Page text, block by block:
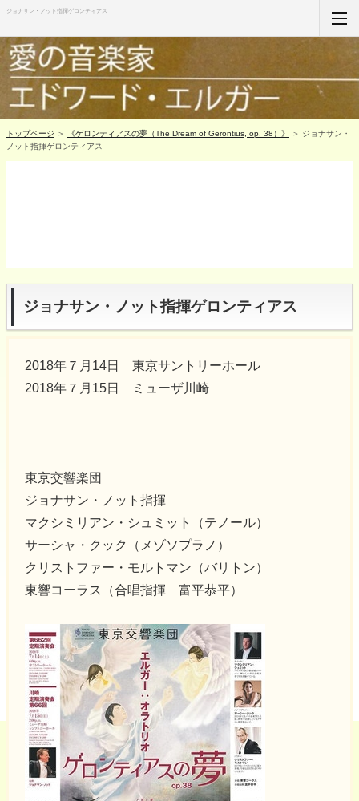
ジョナサン・ノット指揮ゲロンティアス
ホーム
RSS購読
サイトマップ
トップページ ＞ 《ゲロンティアスの夢（The Dream of Gerontius, op. 38）》
＞ ジョナサン・
ノット指揮ゲロンティアス
ジョナサン・ノット指揮ゲロンティアス
2018年７月14日 東京サントリーホール
2018年７月15日 ミューザ川崎
東京交響楽団
ジョナサン・ノット指揮
マクシミリアン・シュミット（テノール）
サーシャ・クック（メゾソプラノ）
クリストファー・モルトマン（バリトン）
東響コーラス（合唱指揮 富平恭平）